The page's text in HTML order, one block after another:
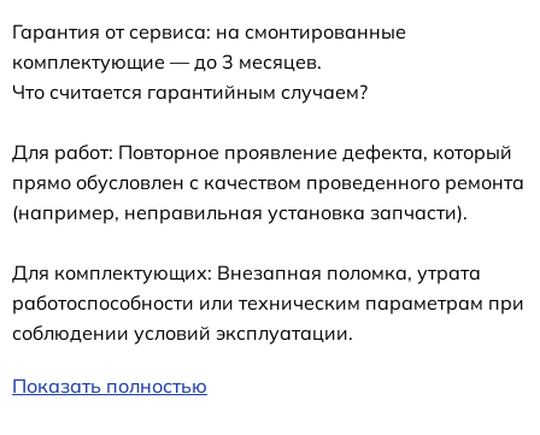
Гарантия от сервиса: на смонтированные
комплектующие — до 3 месяцев.
Что считается гарантийным случаем?
Для работ: Повторное проявление дефекта, который
прямо обусловлен с качеством проведенного ремонта
(например, неправильная установка запчасти).
Для комплектующих: Внезапная поломка, утрата
работоспособности или техническим параметрам при
соблюдении условий эксплуатации.
Показать полностью